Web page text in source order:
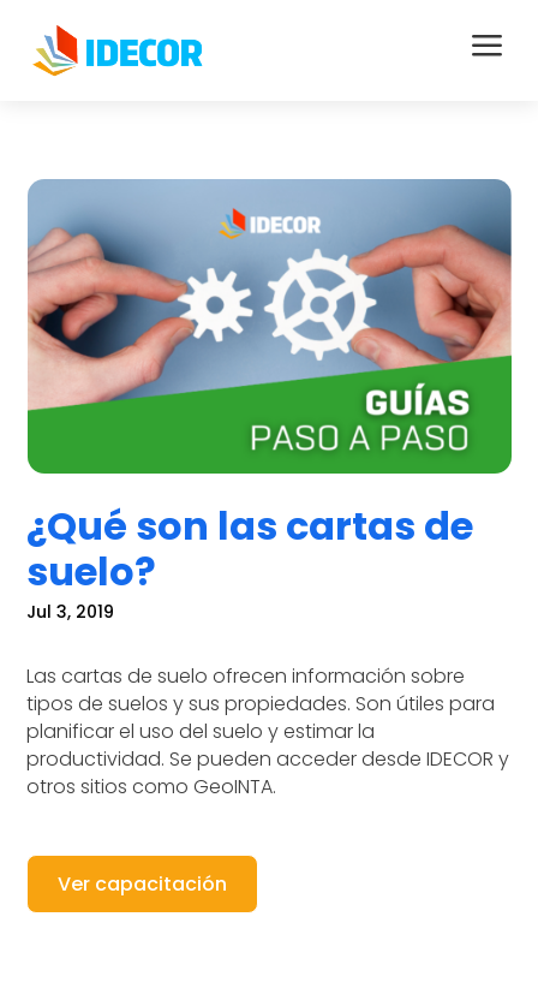
a
¿Qué son las cartas de
suelo?
Jul 3, 2019
Las cartas de suelo ofrecen información sobre
tipos de suelos y sus propiedades. Son útiles para
planificar el uso del suelo y estimar la
productividad. Se pueden acceder desde IDECOR y
otros sitios como GeoINTA.
Ver capacitación